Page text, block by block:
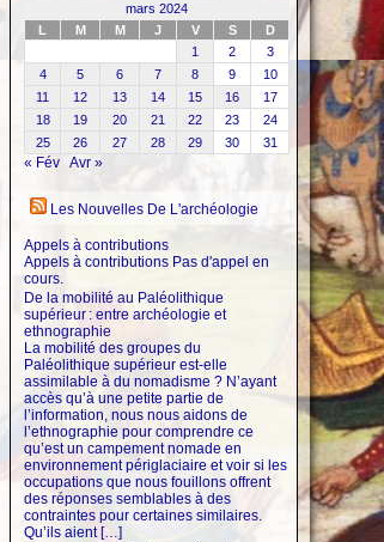
mars 2024
L
M M J V S
D
1
2
3
4
5 6 7 8 9
10
11
12 13 14 15 16
17
18
19 20 21 22 23
24
25
26 27 28 29 30 31
« Fév Avr »
Les Nouvelles De L'archéologie
Appels à contributions
Appels à contributions Pas d'appel en
cours.
De la mobilité au Paléolithique
supérieur : entre archéologie et
ethnographie
La mobilité des groupes du
Paléolithique supérieur est-elle
assimilable à du nomadisme ? N’ayant
accès qu’à une petite partie de
l’information, nous nous aidons de
l’ethnographie pour comprendre ce
qu’est un campement nomade en
environnement périglaciaire et voir si les
occupations que nous fouillons offrent
des réponses semblables à des
contraintes pour certaines similaires.
Qu’ils aient […]